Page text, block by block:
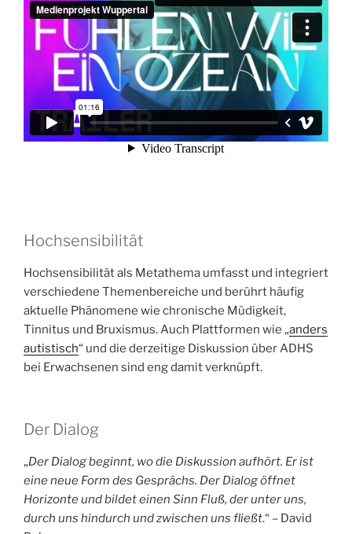
Hochsensibilität
Hochsensibilität als Metathema umfasst und integriert
verschiedene Themenbereiche und berührt häufig
aktuelle Phänomene wie chronische Müdigkeit,
Tinnitus und Bruxismus. Auch Plattformen wie „anders
autistisch“ und die derzeitige Diskussion über ADHS
bei Erwachsenen sind eng damit verknüpft.
Der Dialog
„Der Dialog beginnt, wo die Diskussion aufhört. Er ist
eine neue Form des Gesprächs. Der Dialog öffnet
Horizonte und bildet einen Sinn Fluß, der unter uns,
durch uns hindurch und zwischen uns fließt.“ – David